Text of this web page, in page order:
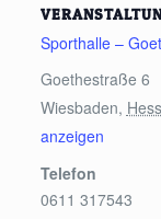
Sporthalle –
Goethestraße 6
Wiesbaden,
anzeigen
Telefon
0611 317543